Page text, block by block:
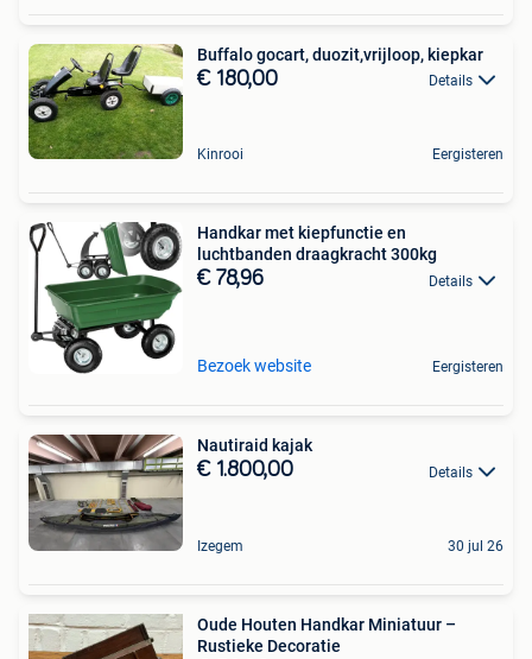
Buffalo gocart, duozit,vrijloop, kiepkar
€ 180,00 Details
Kinrooi Eergisteren
Handkar met kiepfunctie en
luchtbanden draagkracht 300kg
€ 78,96 Details
Bezoek website Eergisteren
Nautiraid kajak
€ 1.800,00 Details
Izegem 30 jul 26
Oude Houten Handkar Miniatuur –
Rustieke Decoratie